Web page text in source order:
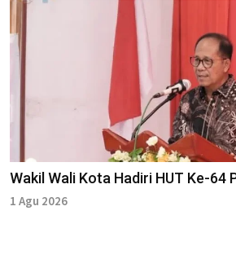
Wakil Wali Kota Hadiri HUT Ke-64
1 Agu 2026